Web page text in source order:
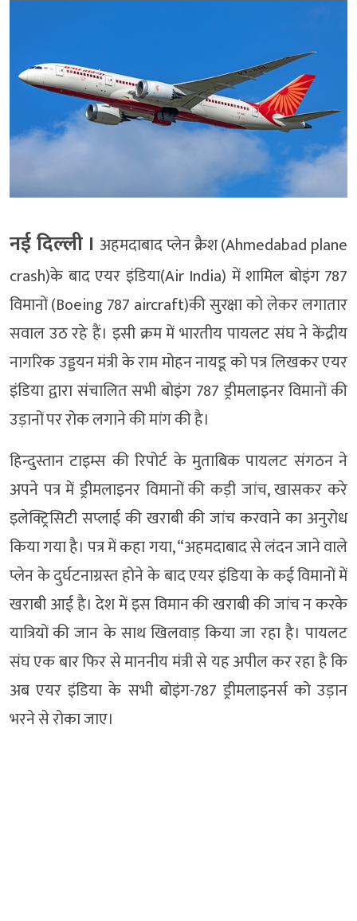
नई दिल्‍ली । अहमदाबाद प्लेन क्रैश (Ahmedabad plane
crash)के बाद एयर इंडिया(Air India) में शामिल बोइंग 787
विमानों (Boeing 787 aircraft)की सुरक्षा को लेकर लगातार
सवाल उठ रहे हैं। इसी क्रम में भारतीय पायलट संघ ने केंद्रीय
नागरिक उड्डयन मंत्री के राम मोहन नायडू को पत्र लिखकर एयर
इंडिया द्वारा संचालित सभी बोइंग 787 ड्रीमलाइनर विमानों की
उड़ानों पर रोक लगाने की मांग की है।
हिन्दुस्तान टाइम्स की रिपोर्ट के मुताबिक पायलट संगठन ने
अपने पत्र में ड्रीमलाइनर विमानों की कड़ी जांच, खासकर करे
इलेक्ट्रिसिटी सप्लाई की खराबी की जांच करवाने का अनुरोध
किया गया है। पत्र में कहा गया, “अहमदाबाद से लंदन जाने वाले
प्लेन के दुर्घटनाग्रस्त होने के बाद एयर इंडिया के कई विमानों में
खराबी आई है। देश में इस विमान की खराबी की जांच न करके
यात्रियों की जान के साथ खिलवाड़ किया जा रहा है। पायलट
संघ एक बार फिर से माननीय मंत्री से यह अपील कर रहा है कि
अब एयर इंडिया के सभी बोइंग-787 ड्रीमलाइनर्स को उड़ान
भरने से रोका जाए।